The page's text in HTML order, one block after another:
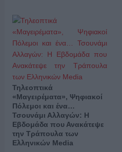
Τηλεοπτικά
«Μαγειρέματα», Ψηφιακοί
Πόλεμοι και ένα…
Τσουνάμι Αλλαγών: Η
Εβδομάδα που Ανακάτεψε
την Τράπουλα των
Ελληνικών Media